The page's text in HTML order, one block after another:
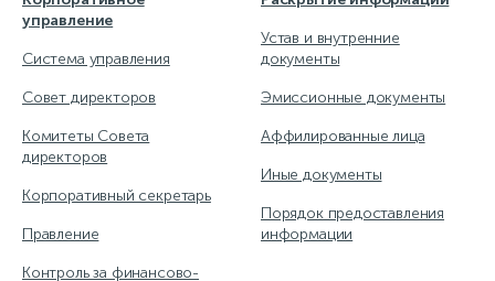
управление
Система управления
Совет директоров
Комитеты Совета
директоров
Корпоративный секретарь
Правление
Контроль за финансово-
Устав и внутренние
документы
Эмиссионные документы
Аффилированные лица
Иные документы
Порядок предоставления
информации